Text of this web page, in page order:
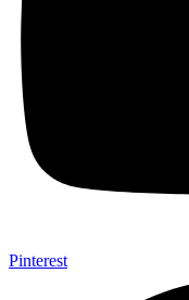
Pinterest